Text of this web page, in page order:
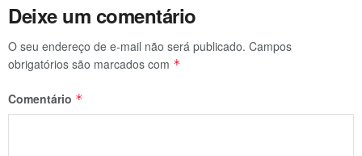
Deixe um comentário
O seu endereço de e-mail não será publicado. Campos
obrigatórios são marcados com *
Comentário *